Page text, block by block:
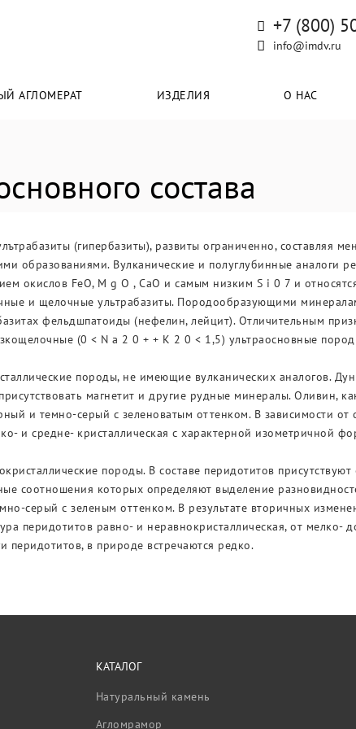
+7 (800)
info@imdv.ru
АГЛОМЕРАТ ИЗДЕЛИЯ О НАС
состава
(гипербазиты), развиты ограниченно, составляя
образованиями. Вулканические и полуглубинные аналоги
окислов FeO, M g O , СаО и самым низким S i 0 7 и
и щелочные ультрабазиты. Породообразующими
фельдшпатоиды (нефелин, лейцит). Отличительным
(0 < N a 2 0 + + К 2 0 < 1,5) ультраосновные
породы, не имеющие вулканических аналогов.
магнетит и другие рудные минералы. Оливин,
и темно-серый с зеленоватым оттенком. В зависимости
и средне- кристаллическая с характерной изометричной
породы. В составе перидотитов
соотношения которых определяют выделение
серый с зеленым оттенком. В результате вторичных
перидотитов равно- и неравнокристаллическая, от мелко-
в природе встречаются редко.
КАТАЛОГ
Натуральный камень
Агломрамор